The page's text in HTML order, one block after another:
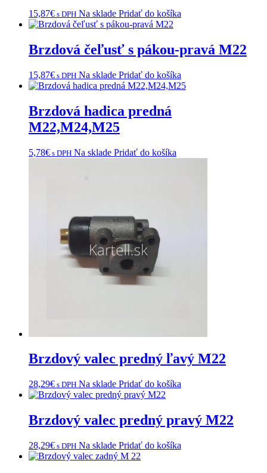
15,87€ s DPH Na sklade Pridať do košíka
Brzdová čeľusť s pákou-pravá M22
15,87€ s DPH Na sklade Pridať do košíka
Brzdová hadica predná
M22,M24,M25
5,78€ s DPH Na sklade Pridať do košíka
Brzdový valec predný ľavý M22
28,29€ s DPH Na sklade Pridať do košíka
Brzdový valec predný pravý M22
28,29€ s DPH Na sklade Pridať do košíka